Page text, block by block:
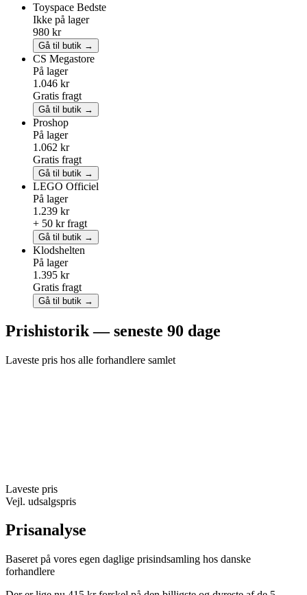
Toyspace Bedste
Ikke på lager
980 kr
Gå til butik →
CS Megastore
På lager
1.046 kr
Gratis fragt
Gå til butik →
Proshop
På lager
1.062 kr
Gratis fragt
Gå til butik →
LEGO Officiel
På lager
1.239 kr
+ 50 kr fragt
Gå til butik →
Klodshelten
På lager
1.395 kr
Gratis fragt
Gå til butik →
Prishistorik — seneste 90 dage
Laveste pris hos alle forhandlere samlet
Laveste pris
Vejl. udsalgspris
Prisanalyse
Baseret på vores egen daglige prisindsamling hos danske
forhandlere